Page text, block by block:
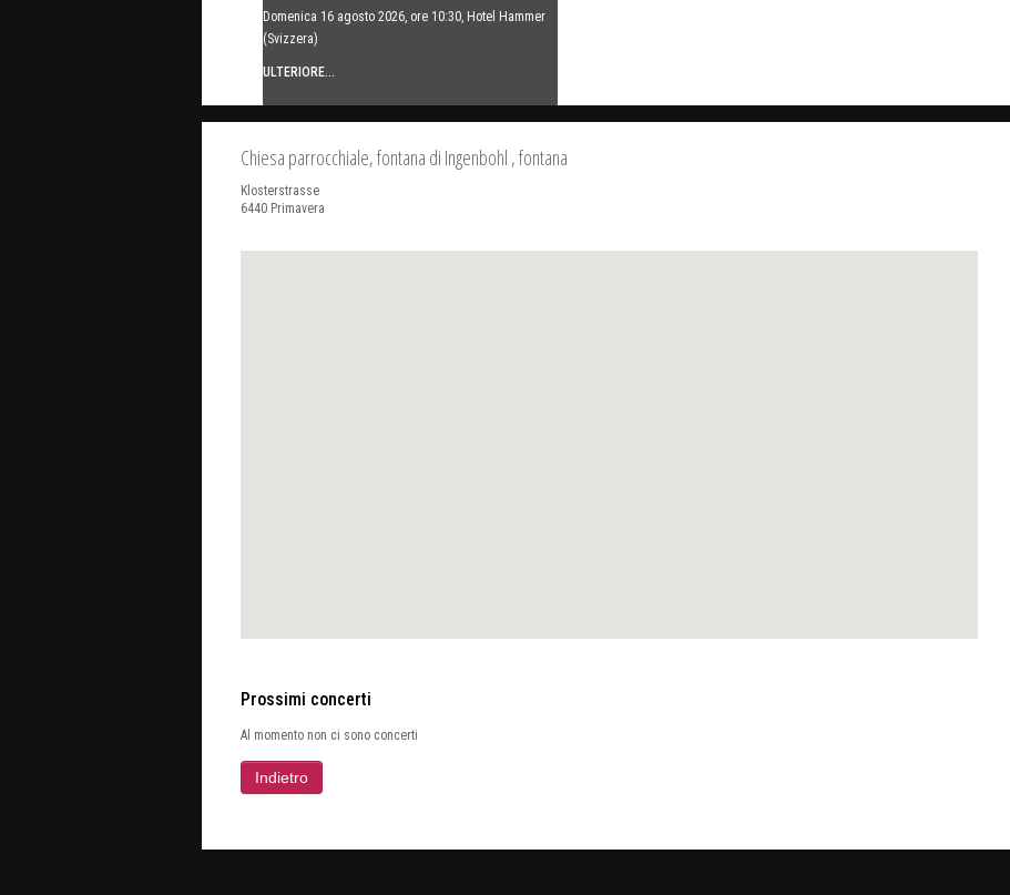
Domenica 16 agosto 2026, ore 10:30, Hotel Hammer
(Svizzera)
ULTERIORE...
Chiesa parrocchiale, fontana di Ingenbohl , fontana
Klosterstrasse
6440 Primavera
Prossimi concerti
Al momento non ci sono concerti